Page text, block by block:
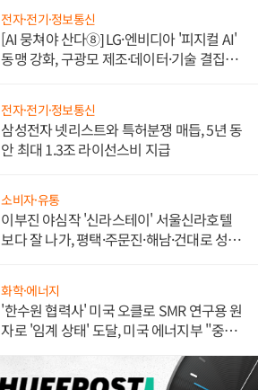
전자·전기·정보통신
[AI 뭉쳐야 산다⑧] LG·엔비디아 '피지컬 AI'
동맹 강화, 구광모 제조·데이터·기술 결집
전자·전기·정보통신
삼성전자 넷리스트와 특허분쟁 매듭, 5년 동
안 최대 1.3조 라이선스비 지급
소비자·유통
이부진 야심작 '신라스테이' 서울신라호텔
보다 잘 나가, 평택·주문진·해남·건대로 성
화학·에너지
'한수원 협력사' 미국 오클로 SMR 연구용 원
자로 '임계 상태' 도달, 미국 에너지부 "중요